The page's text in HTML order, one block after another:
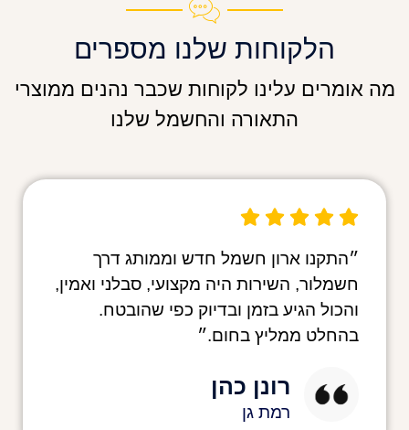
הלקוחות שלנו מספרים
מה אומרים עלינו לקוחות שכבר נהנים ממוצרי
התאורה והחשמל שלנו
״התקנו ארון חשמל חדש וממותג דרך
חשמלור, השירות היה מקצועי, סבלני ואמין,
והכול הגיע בזמן ובדיוק כפי שהובטח.
בהחלט ממליץ בחום.״
רונן כהן
רמת גן